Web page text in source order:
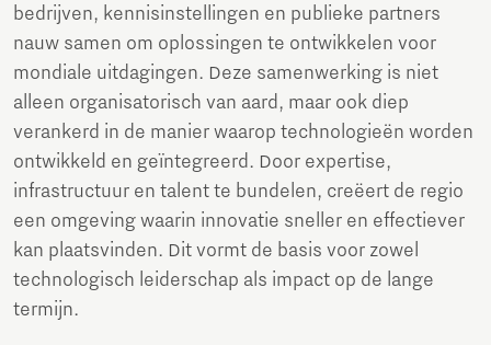
bedrijven, kennisinstellingen en publieke partners
nauw samen om oplossingen te ontwikkelen voor
mondiale uitdagingen. Deze samenwerking is niet
alleen organisatorisch van aard, maar ook diep
verankerd in de manier waarop technologieën worden
ontwikkeld en geïntegreerd. Door expertise,
infrastructuur en talent te bundelen, creëert de regio
een omgeving waarin innovatie sneller en effectiever
kan plaatsvinden. Dit vormt de basis voor zowel
technologisch leiderschap als impact op de lange
termijn.